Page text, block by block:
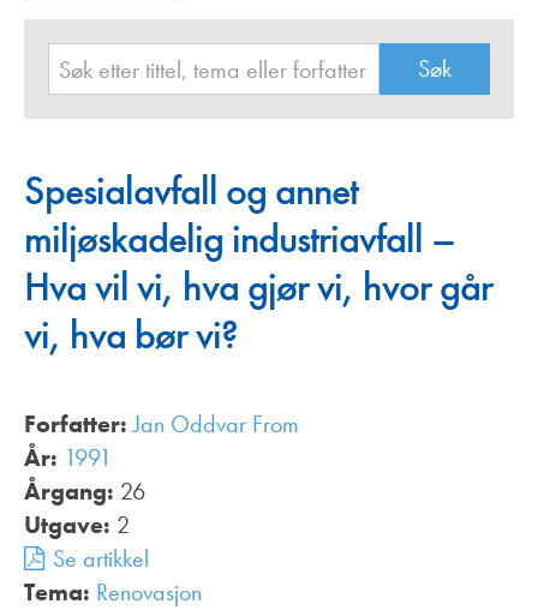
Spesialavfall og annet
miljøskadelig industriavfall –
Hva vil vi, hva gjør vi, hvor går
vi, hva bør vi?
Forfatter: Jan Oddvar From
År: 1991
Årgang: 26
Utgave: 2
Se artikkel
Tema: Renovasjon